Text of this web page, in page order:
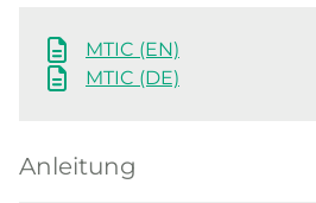
MTIC (EN)
MTIC (DE)
Anleitung